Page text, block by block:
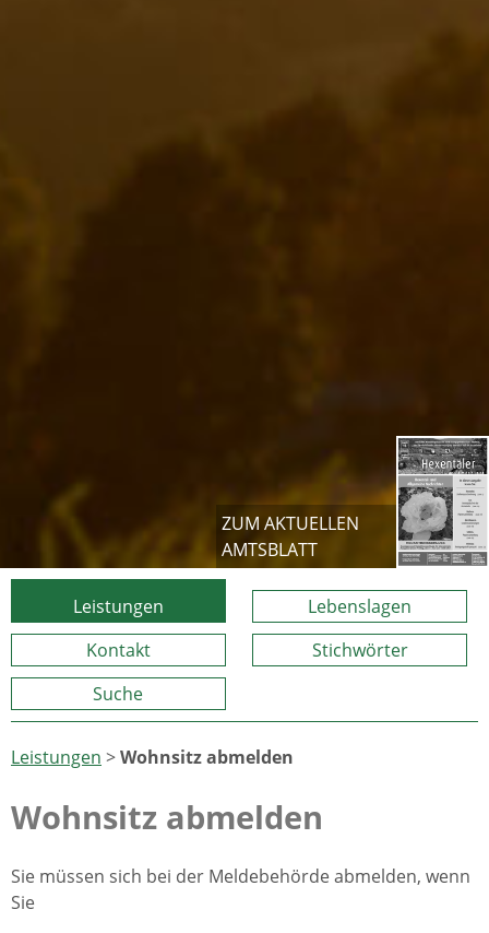
ZUM AKTUELLEN
AMTSBLATT
Leistungen
Lebenslagen
Kontakt
Stichwörter
Suche
Leistungen >Wohnsitz abmelden
Wohnsitz abmelden
Sie müssen sich bei der Meldebehörde abmelden, wenn
Sie